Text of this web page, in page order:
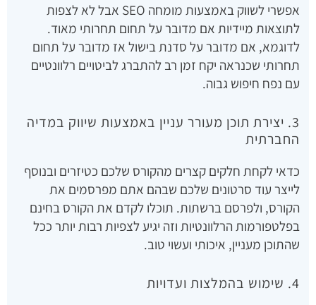
אפשרי לשווק באמצעות מומחה SEO אבל לא לצפות
לתוצאות מיידיות אם מדובר על תחום תחרותי מאוד.
לדוגמא, אם מדובר על סדנת בישול אז מדובר על תחום
תחרותי שכנראה יקח זמן רב להתברג לביטויים רלוונטיים
עם נפח חיפוש גבוה.
3. יצירת תוכן מעורר עניין באמצעות שיווק במדיה
החברתית
כדאי לקחת חלקים קצרים מהקורס שלכם כטיזרים ובנוסף
לייצר עוד סרטונים שלכם שבהם אתם מפרסמים את
הקורס, ולפרסם ברשתות. תוכלו לקדם את הקורס בחינם
בפלטפורמות הרלוונטיות וזה יגיע לצפיות רבות יותר ככל
שהתוכן מעניין, איכותי ועשוי טוב.
4. שימוש בהמלצות ועדויות